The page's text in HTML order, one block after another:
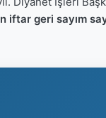
iftar geri sayım